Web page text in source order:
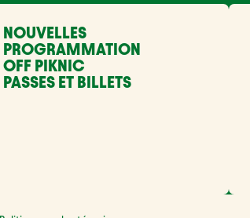
NOUVELLES
PROGRAMMATION
OFF PIKNIC
PASSES ET BILLETS